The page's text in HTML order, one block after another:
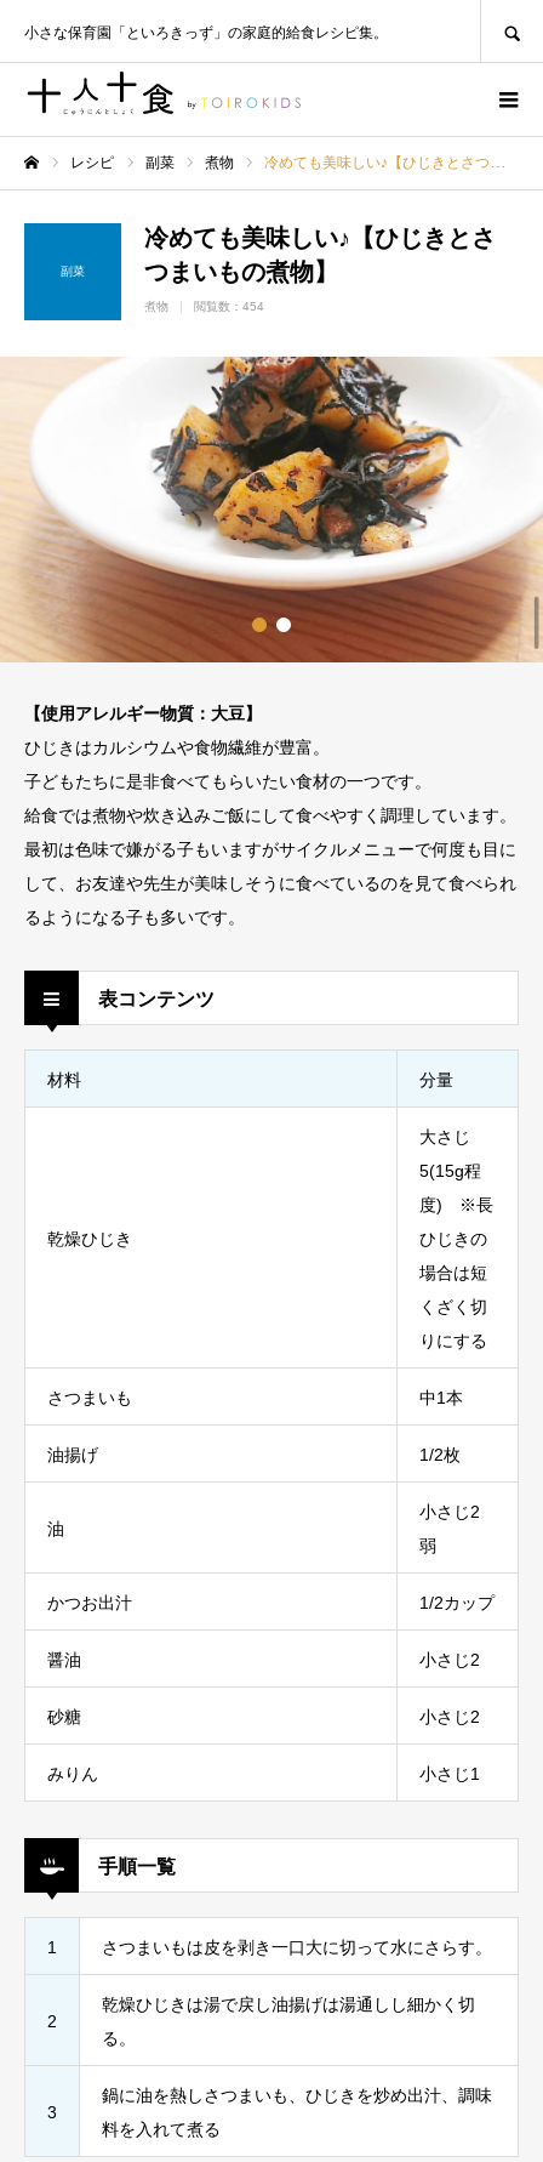
小さな保育園「といろきっず」の家庭的給食レシピ集。
レシピ 副菜 煮物 冷めても美味しい♪【ひじきとさつまいもの煮物】
副菜
冷めても美味しい♪【ひじきとさ
つまいもの煮物】
煮物 閲覧数：454
【使用アレルギー物質：大豆】
ひじきはカルシウムや食物繊維が豊富。
子どもたちに是非食べてもらいたい食材の一つです。
給食では煮物や炊き込みご飯にして食べやすく調理しています。
最初は色味で嫌がる子もいますがサイクルメニューで何度も目に
して、お友達や先生が美味しそうに食べているのを見て食べられ
るようになる子も多いです。
表コンテンツ
材料 分量
乾燥ひじき
大さじ
5(15g程
度) ※長
ひじきの
場合は短
くざく切
りにする
さつまいも 中1本
油揚げ 1/2枚
油
小さじ2
弱
かつお出汁 1/2カップ
醤油 小さじ2
砂糖 小さじ2
みりん 小さじ1
手順一覧
1 さつまいもは皮を剥き一口大に切って水にさらす。
2
乾燥ひじきは湯で戻し油揚げは湯通しし細かく切
る。
3
鍋に油を熱しさつまいも、ひじきを炒め出汁、調味
料を入れて煮る